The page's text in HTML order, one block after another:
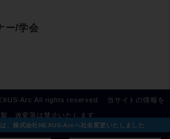
ー/学会
Arc All rights reserved. 当サイトの情報を
、改変等は禁止いたします
、株式会社NEXUS-Arcへ社名変更いたしました